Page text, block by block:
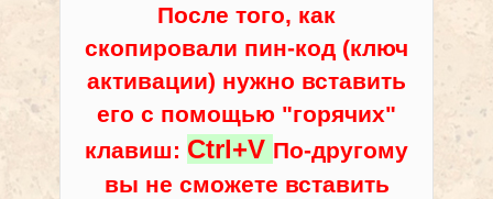
После того, как
скопировали пин-код (ключ
активации) нужно вставить
его с помощью "горячих"
клавиш: Ctrl+V По-другому
вы не сможете вставить